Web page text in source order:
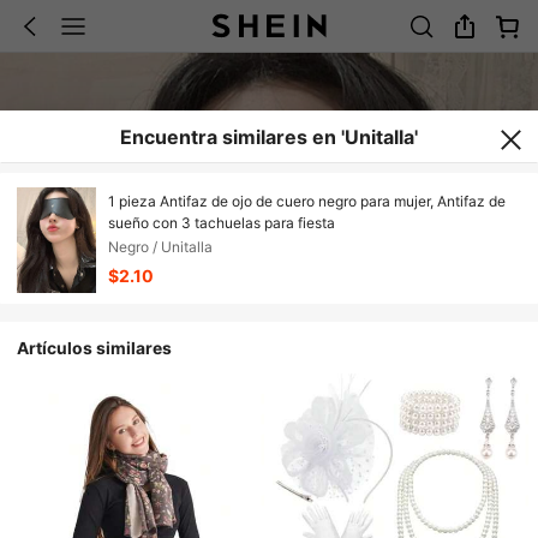
Encuentra similares en 'Unitalla'
1 pieza Antifaz de ojo de cuero negro para mujer, Antifaz de
sueño con 3 tachuelas para fiesta
Negro / Unitalla
$2.10
Artículos similares